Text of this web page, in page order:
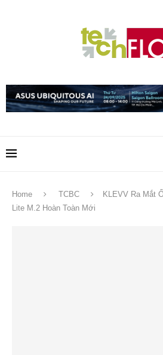
Home TCBC
KLEVV Ra Mắt
Lite M.2 Hoàn Toàn Mới